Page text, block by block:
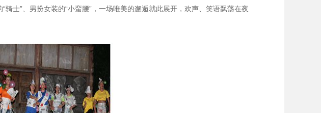
士”、男扮女装的“小蛮腰”，一场唯美的邂逅就此展开，欢声、笑语飘荡在夜